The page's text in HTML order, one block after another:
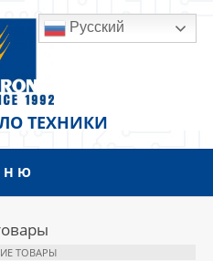
ТЕХНИКИ
ТОВАРЫ
Русский